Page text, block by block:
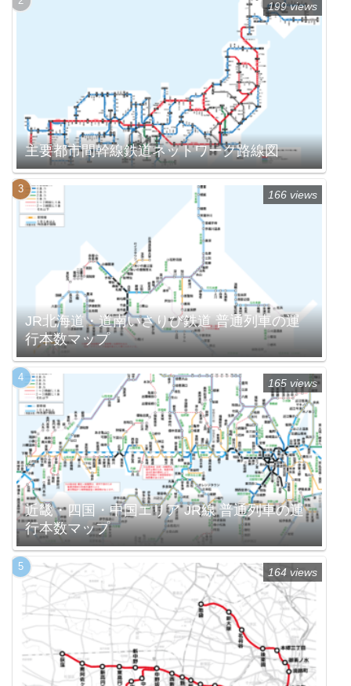
主要都市間幹線鉄道ネットワーク路線図
199 views
JR北海道・道南いさりび鉄道 普通列車の運
行本数マップ
166 views
近畿・四国・中国エリア JR線 普通列車の運
行本数マップ
165 views
164 views